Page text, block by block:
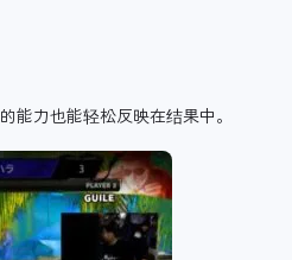
能力也能轻松反映在结果中。